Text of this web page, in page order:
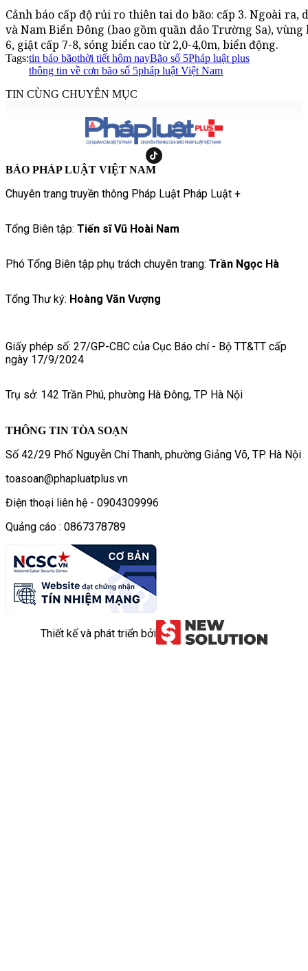
Cảnh báo cấp độ rủi ro thiên tai do bão: cấp 3. Ngoài
và Nam Biển Đông (bao gồm quần đảo Trường Sa),
6, giật cấp 7-8, sóng biển cao từ 2,0-4,0m, biển động.
Tags:tin báo bãothời tiết hôm nayBão số 5Pháp luật plus
thông tin về cơn bão số 5pháp luật Việt Nam
TIN CÙNG CHUYÊN MỤC
BÁO PHÁP LUẬT VIỆT NAM
Chuyên trang truyền thông Pháp Luật Pháp Luật +
Tổng Biên tập: Tiến sĩ Vũ Hoài Nam
Phó Tổng Biên tập phụ trách chuyên trang: Trần Ngọc Hà
Tổng Thư ký: Hoàng Văn Vượng
Giấy phép số: 27/GP-CBC của Cục Báo chí - Bộ TT&TT cấp
ngày 17/9/2024
Trụ sở: 142 Trần Phú, phường Hà Đông, TP Hà Nội
THÔNG TIN TÒA SOẠN
Số 42/29 Phố Nguyễn Chí Thanh, phường Giảng Võ, TP. Hà Nội
toasoan@phapluatplus.vn
Điện thoại liên hệ - 0904309996
Quảng cáo : 0867378789
Thiết kế và phát triển bởi